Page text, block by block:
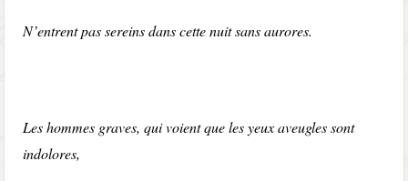
N’entrent pas sereins dans cette nuit sans aurores.
Les hommes graves, qui voient que les yeux aveugles sont
indolores,